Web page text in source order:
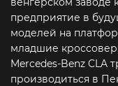
предприятие в
моделей на
младшие
Mercedes-Benz CLA
производиться в